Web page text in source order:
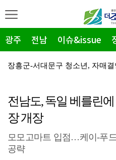
광주 전남 이슈&issue
장흥군-서대문구 청소년, 자매
장흥군, 폭염·가뭄 '긴급 대책
광주지방보훈청, 백범 김구 150
전남광주특별시, 해남 '400MW
전남도, 독일 베를린
장 개장
모모고마트 입점…케이-푸
공략